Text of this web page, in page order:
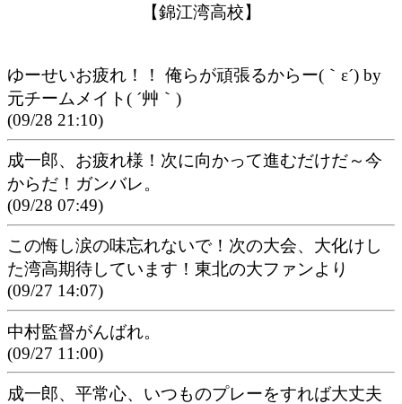
【錦江湾高校】
ゆーせいお疲れ！！ 俺らが頑張るからー(｀ε´) by
元チームメイト( ´艸｀)
(09/28 21:10)
成一郎、お疲れ様！次に向かって進むだけだ～今
からだ！ガンバレ。
(09/28 07:49)
この悔し涙の味忘れないで！次の大会、大化けし
た湾高期待しています！東北の大ファンより
(09/27 14:07)
中村監督がんばれ。
(09/27 11:00)
成一郎、平常心、いつものプレーをすれば大丈夫